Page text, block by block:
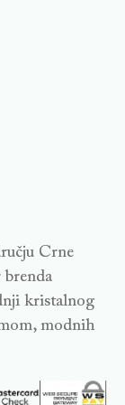
Crne
kristalnog
modnih